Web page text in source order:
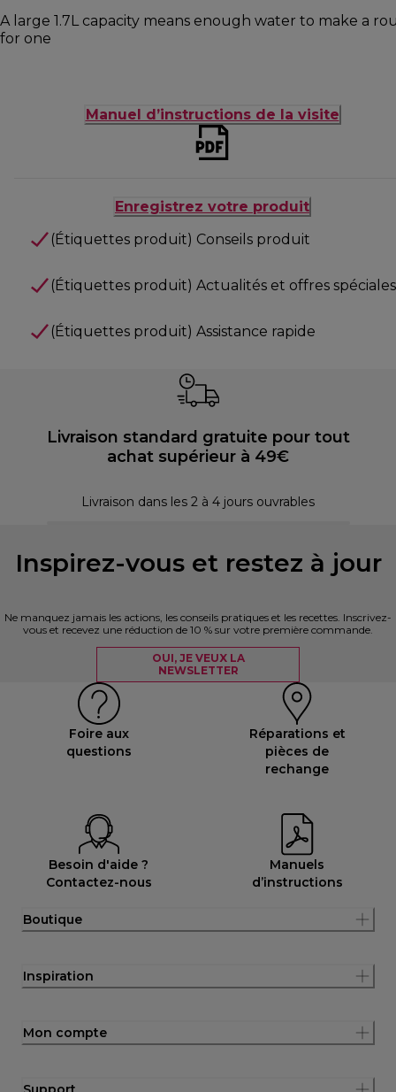
A large 1.7L capacity means enough water to make a
for one
Manuel d’instructions de la visite
Enregistrez votre produit
(Étiquettes produit) Conseils produit
(Étiquettes produit) Actualités et offres spéciales
(Étiquettes produit) Assistance rapide
Livraison standard gratuite pour tout
achat supérieur à 49€
Livraison dans les 2 à 4 jours ouvrables
Inspirez-vous et restez à jour
Ne manquez jamais les actions, les conseils pratiques et les recettes. Inscrivez-
vous et recevez une réduction de 10 % sur votre première commande.
OUI, JE VEUX LA
NEWSLETTER
Foire aux
questions
Réparations et
pièces de
rechange
Besoin d'aide ?
Contactez-nous
Manuels
d’instructions
Boutique
Inspiration
Mon compte